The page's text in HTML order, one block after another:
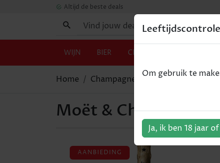
Altijd de beste deals
WIJN BIER CHAMPAGNE
Home Champagne Moët & Chandon
Moët & Chandon -
AANBIEDING
Leeftijdscontrole
Om gebruik te
Ja, ik ben 18 jaar